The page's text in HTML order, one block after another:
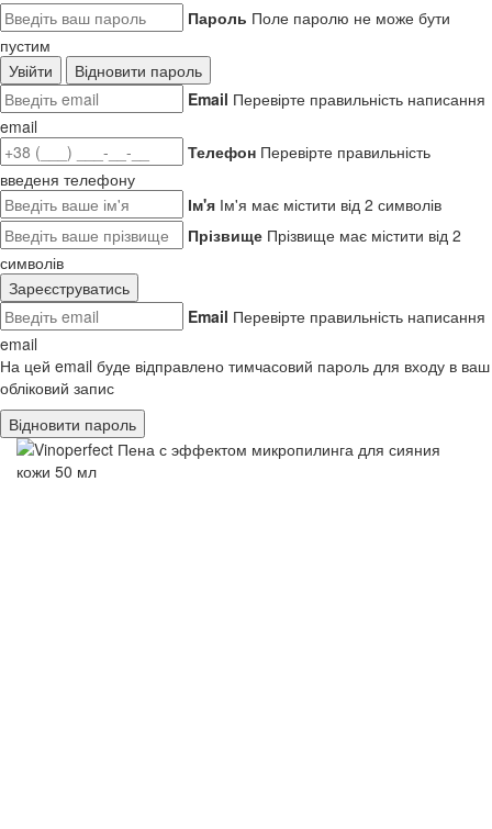
Пароль Поле паролю не може бути
пустим
Увійти
Відновити пароль
Email Перевірте правильність написання
email
Телефон Перевірте правильність
введеня телефону
Ім'я Ім'я має містити від 2 символів
Прізвище Прізвище має містити від 2
символів
Зареєструватись
Email Перевірте правильність написання
email
На цей email буде відправлено тимчасовий пароль для входу в ваш
обліковий запис
Відновити пароль